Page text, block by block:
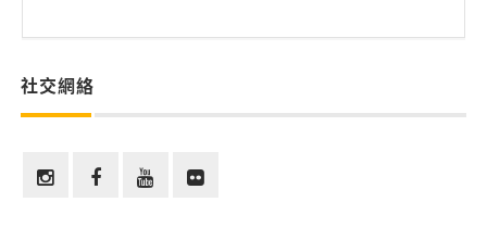
社交網絡